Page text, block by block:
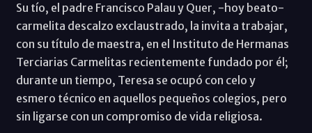
Su tío, el padre Francisco Palau y Quer, -hoy beato-
carmelita descalzo exclaustrado, la invita a trabajar,
con su título de maestra, en el Instituto de Hermanas
Terciarias Carmelitas recientemente fundado por él;
durante un tiempo, Teresa se ocupó con celo y
esmero técnico en aquellos pequeños colegios, pero
sin ligarse con un compromiso de vida religiosa.